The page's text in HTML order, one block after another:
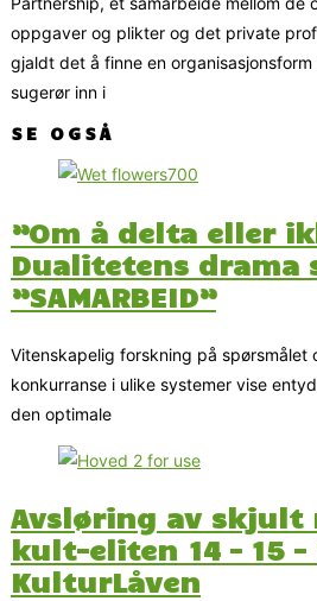
oppgaver og plikter og det private
gjaldt det å finne en
sugerør inn i
SE OGSÅ
”Om å delta eller
Dualitetens drama
”SAMARBEID”
Vitenskapelig forskning på spørsmålet
konkurranse i ulike systemer vise
den optimale
Avsløring av skjult
kult-eliten 14 – 15
KulturLåven